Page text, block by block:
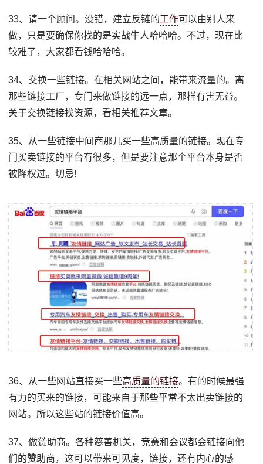
33、请一个顾问。没错，建立反链的工作可以由别人来
做，只是要确保你找的是实战牛人哈哈哈。不过，现在比
较难了，大家都看钱哈哈哈。
34、交换一些链接。在相关网站之间，能带来流量的。离
那些链接工厂，专门来做链接的远一点，那样有害无益。
关于交换链接找资源，看相关推荐文章。
35、从一些链接中间商那儿买一些高质量的链接。现在专
门买卖链接的平台有很多，但是要注意那个平台本身是否
被降权过。切忌!
36、从一些网站直接买一些高质量的链接。有的时候最强
有力的买来的链接，可能来自于那些平常不太出卖链接的
网站。所以这些站的链接价值高。
37、做赞助商。各种慈善机关，竞赛和会议都会链接向他
们的赞助商，这可以带来可见度，链接，还有内心的感